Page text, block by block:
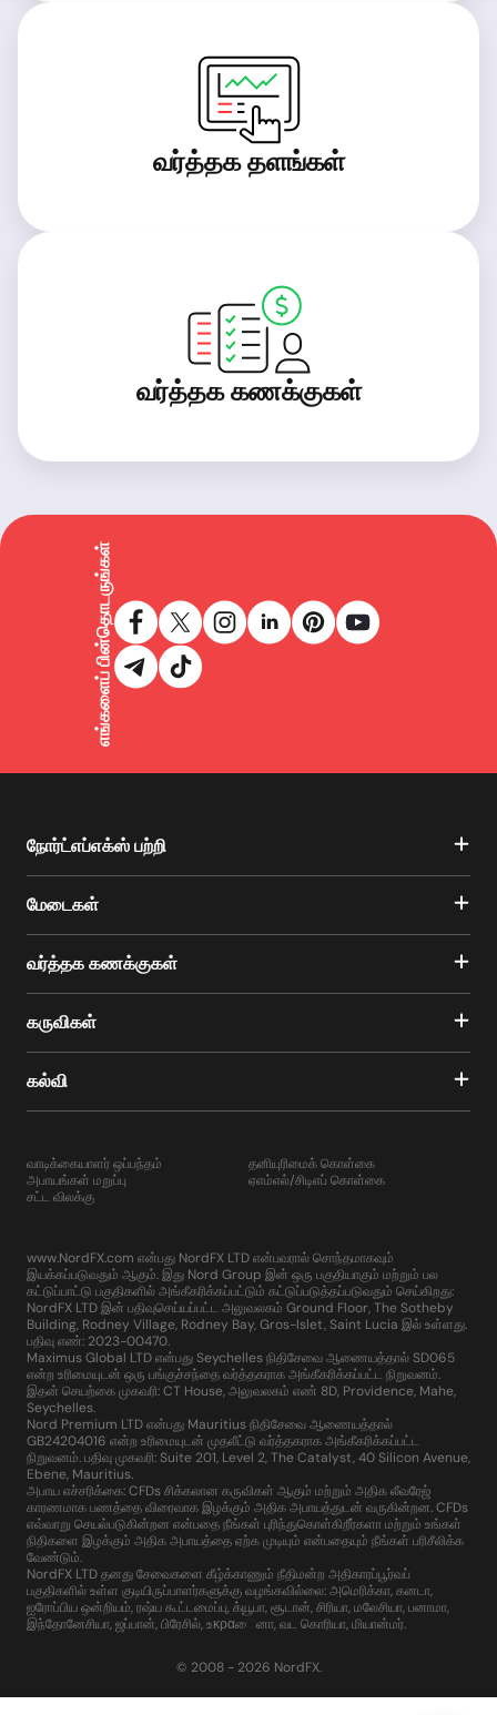
வர்த்தக தளங்கள்
வர்த்தக கணக்குகள்
எங்களைப் பின்தொடருங்கள்
நோர்ட்எப்எக்ஸ் பற்றி
மேடைகள்
வர்த்தக கணக்குகள்
கருவிகள்
கல்வி
வாடிக்கையாளர் ஒப்பந்தம்
அபாயங்கள் மறுப்பு
சட்ட விலக்கு
தனியுரிமைக் கொள்கை
ஏஎம்எல்/சிடிஎப் கொள்கை
www.NordFX.com என்பது NordFX LTD என்பவரால் சொந்தமாகவும்
இயக்கப்படுவதும் ஆகும். இது Nord Group இன் ஒரு பகுதியாகும் மற்றும் பல
கட்டுப்பாட்டு பகுதிகளில் அங்கீகரிக்கப்பட்டும் கட்டுப்படுத்தப்படுவதும் செய்கிறது:
NordFX LTD இன் பதிவுசெய்யப்பட்ட அலுவலகம் Ground Floor, The Sotheby
Building, Rodney Village, Rodney Bay, Gros-Islet, Saint Lucia இல் உள்ளது.
பதிவு எண்: 2023-00470.
Maximus Global LTD என்பது Seychelles நிதிசேவை ஆணையத்தால் SD065
என்ற உரிமையுடன் ஒரு பங்குச்சந்தை வர்த்தகராக அங்கீகரிக்கப்பட்ட நிறுவனம்.
இதன் செயற்கை முகவரி: CT House, அலுவலகம் எண் 8D, Providence, Mahe,
Seychelles.
Nord Premium LTD என்பது Mauritius நிதிசேவை ஆணையத்தால்
GB24204016 என்ற உரிமையுடன் முதலீட்டு வர்த்தகராக அங்கீகரிக்கப்பட்ட
நிறுவனம். பதிவு முகவரி: Suite 201, Level 2, The Catalyst, 40 Silicon Avenue,
Ebene, Mauritius.
அபாய எச்சரிக்கை: CFDs சிக்கலான கருவிகள் ஆகும் மற்றும் அதிக லீவரேஜ்
காரணமாக பணத்தை விரைவாக இழக்கும் அதிக அபாயத்துடன் வருகின்றன. CFDs
எவ்வாறு செயல்படுகின்றன என்பதை நீங்கள் புரிந்துகொள்கிறீர்களா மற்றும் உங்கள்
நிதிகளை இழக்கும் அதிக அபாயத்தை ஏற்க முடியும் என்பதையும் நீங்கள் பரிசீலிக்க
வேண்டும்.
NordFX LTD தனது சேவைகளை கீழ்க்காணும் நீதிமன்ற அதிகாரப்பூர்வப்
பகுதிகளில் உள்ள குடியிருப்பாளர்களுக்கு வழங்கவில்லை: அமெரிக்கா, கனடா,
ஐரோப்பிய ஒன்றியம், ரஷ்ய கூட்டமைப்பு, க்யூபா, சூடான், சிரியா, மலேசியா, பனாமா,
இந்தோனேசியா, ஜப்பான், பிரேசில், உκραைனா, வட கொரியா, மியான்மர்.
© 2008 - 2026 NordFX.